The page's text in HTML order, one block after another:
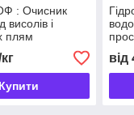
: Очисник
висолів і
плям
Купити
1:20
від